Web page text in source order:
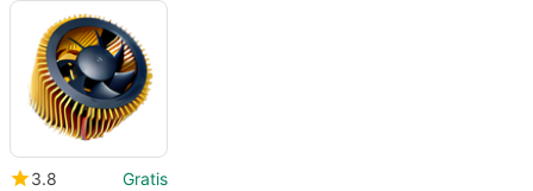
3.8
Gratis